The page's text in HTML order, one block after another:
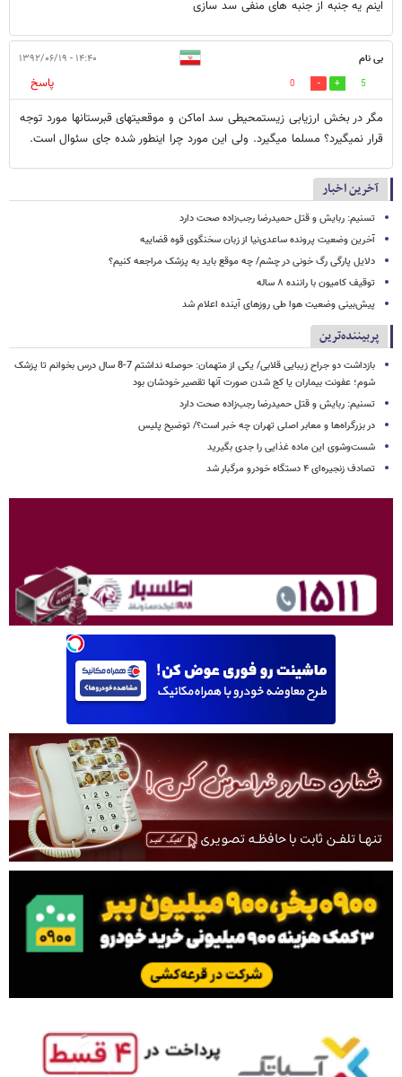
اینم یه جنبه از جنبه های منفی سد سازی
بی نام ۱۴:۴۰ - ۱۳۹۲/۰۶/۱۹
5
0
پاسخ
مگر در بخش ارزیابی زیستمحیطی سد اماکن و موقعیتهای قبرستانها مورد توجه
قرار نمیگیرد؟ مسلما میگیرد. ولی این مورد چرا اینطور شده جای سئوال است.
آخرین اخبار
تسنیم: ربایش و قتل حمیدرضا رجب‌زاده صحت دارد
آخرین وضعیت پرونده ساعدی‌نیا از زبان سخنگوی قوه قضاییه
دلایل پارگی رگ خونی در چشم/ چه موقع باید به پزشک مراجعه کنیم؟
توقیف کامیون با راننده ۸ ساله
پیش‌بینی وضعیت هوا طی روزهای آینده اعلام شد
پربیننده‌ترین
بازداشت دو جراح زیبایی قلابی/ یکی از متهمان: حوصله نداشتم 7-8 سال درس بخوانم تا پزشک
شوم؛ عفونت بیماران یا کج شدن صورت آنها تقصیر خودشان بود
تسنیم: ربایش و قتل حمیدرضا رجب‌زاده صحت دارد
در بزرگراه‌ها و معابر اصلی تهران چه خبر است؟/ توضیح پلیس
شست‌وشوی این ماده غذایی را جدی بگیرید
تصادف زنجیره‌ای ۴ دستگاه خودرو مرگبار شد